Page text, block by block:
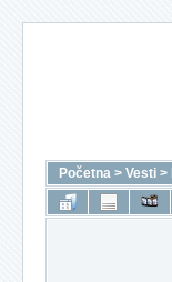
Početna > Vesti >